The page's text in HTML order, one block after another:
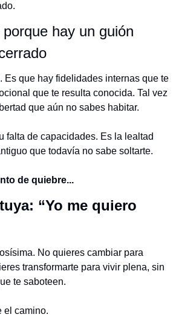
hay un guión
Es que hay fidelidades internas que te
que te resulta conocida. Tal vez
que aún no sabes habitar.
falta de capacidades. Es la lealtad
que todavía no sabe soltarte.
de quiebre...
“Yo me quiero
No quieres cambiar para
transformarte para vivir plena, sin
te saboteen.
el camino.